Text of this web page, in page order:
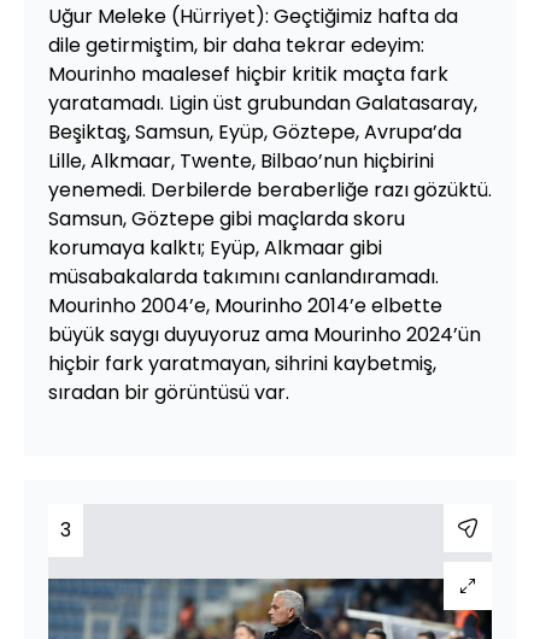
Uğur Meleke (Hürriyet): Geçtiğimiz hafta da
dile getirmiştim, bir daha tekrar edeyim:
Mourinho maalesef hiçbir kritik maçta fark
yaratamadı. Ligin üst grubundan Galatasaray,
Beşiktaş, Samsun, Eyüp, Göztepe, Avrupa’da
Lille, Alkmaar, Twente, Bilbao’nun hiçbirini
yenemedi. Derbilerde beraberliğe razı gözüktü.
Samsun, Göztepe gibi maçlarda skoru
korumaya kalktı; Eyüp, Alkmaar gibi
müsabakalarda takımını canlandıramadı.
Mourinho 2004’e, Mourinho 2014’e elbette
büyük saygı duyuyoruz ama Mourinho 2024’ün
hiçbir fark yaratmayan, sihrini kaybetmiş,
sıradan bir görüntüsü var.
3